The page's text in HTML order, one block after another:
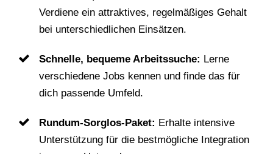
Verdiene ein attraktives, regelmäßiges Gehalt
bei unterschiedlichen Einsätzen.
Schnelle, bequeme Arbeitssuche: Lerne
verschiedene Jobs kennen und finde das für
dich passende Umfeld.
Rundum-Sorglos-Paket: Erhalte intensive
Unterstützung für die bestmögliche Integration